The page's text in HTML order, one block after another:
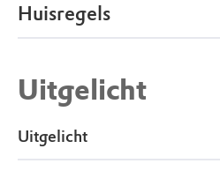
Geschikt voor rolstoel
een trap bereikbaar.
Huisregels
Honden mogen niet
Uitgelicht
Uitgelicht